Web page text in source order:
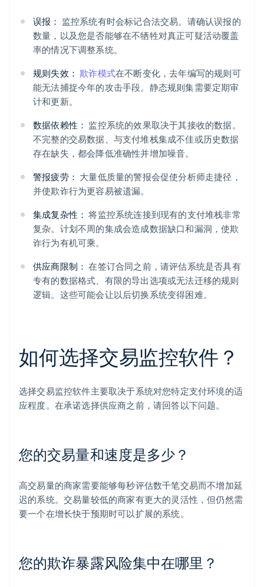
误报： 监控系统有时会标记合法交易。请确认误报的
数量，以及您是否能够在不牺牲对真正可疑活动覆盖
率的情况下调整系统。
规则失效： 欺诈模式在不断变化，去年编写的规则可
能无法捕捉今年的攻击手段。静态规则集需要定期审
计和更新。
数据依赖性： 监控系统的效果取决于其接收的数据。
不完整的交易数据、与支付堆栈集成不佳或历史数据
存在缺失，都会降低准确性并增加噪音。
警报疲劳： 大量低质量的警报会促使分析师走捷径，
并使欺诈行为更容易被遗漏。
集成复杂性： 将监控系统连接到现有的支付堆栈非常
复杂。计划不周的集成会造成数据缺口和漏洞，使欺
诈行为有机可乘。
供应商限制： 在签订合同之前，请评估系统是否具有
专有的数据格式、有限的导出选项或无法迁移的规则
逻辑。这些可能会让以后切换系统变得困难。
如何选择交易监控软件？
选择交易监控软件主要取决于系统对您特定支付环境的适
应程度。在承诺选择供应商之前，请回答以下问题。
您的交易量和速度是多少？
高交易量的商家需要能够每秒评估数千笔交易而不增加延
迟的系统。交易量较低的商家有更大的灵活性，但仍然需
要一个在增长快于预期时可以扩展的系统。
您的欺诈暴露风险集中在哪里？